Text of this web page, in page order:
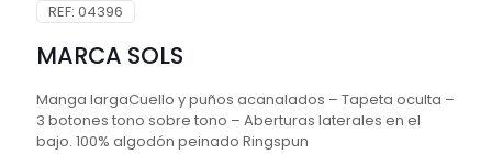
REF: 04396
MARCA SOLS
Manga largaCuello y puños acanalados – Tapeta oculta –
3 botones tono sobre tono – Aberturas laterales en el
bajo. 100% algodón peinado Ringspun